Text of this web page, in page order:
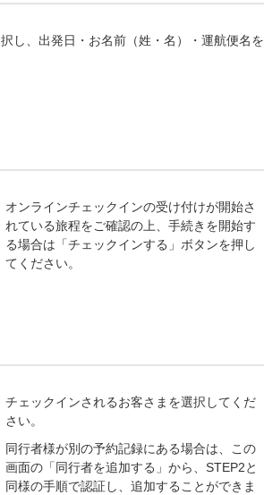
し、出発日・お名前（姓・名）・運航便名を
オンラインチェックインの受け付けが開始さ
れている旅程をご確認の上、手続きを開始す
る場合は「チェックインする」ボタンを押し
てください。
チェックインされるお客さまを選択してくだ
さい。
同行者様が別の予約記録にある場合は、この
画面の「同行者を追加する」から、STEP2と
同様の手順で認証し、追加することができま